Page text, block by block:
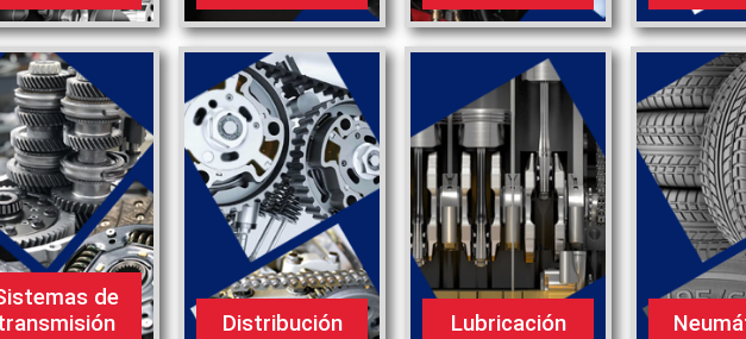
de
Distribución Lubricación